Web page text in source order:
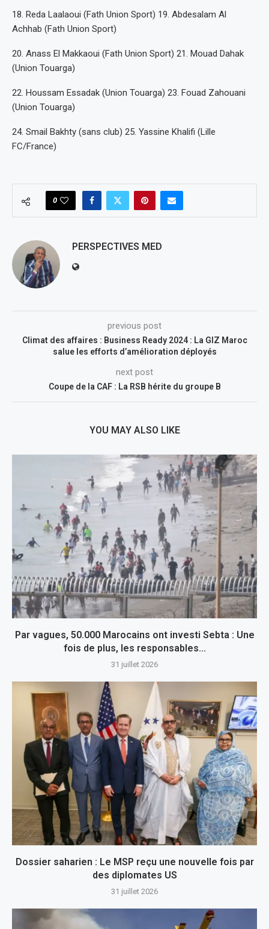
18. Reda Laalaoui (Fath Union Sport) 19. Abdesalam Al
Achhab (Fath Union Sport)
20. Anass El Makkaoui (Fath Union Sport) 21. Mouad Dahak
(Union Touarga)
22. Houssam Essadak (Union Touarga) 23. Fouad Zahouani
(Union Touarga)
24. Smail Bakhty (sans club) 25. Yassine Khalifi (Lille
FC/France)
0
PERSPECTIVES MED
previous post
Climat des affaires : Business Ready 2024 : La GIZ Maroc
salue les efforts d’amélioration déployés
next post
Coupe de la CAF : La RSB hérite du groupe B
YOU MAY ALSO LIKE
Par vagues, 50.000 Marocains ont investi Sebta : Une
fois de plus, les responsables...
31 juillet 2026
Dossier saharien : Le MSP reçu une nouvelle fois par
des diplomates US
31 juillet 2026